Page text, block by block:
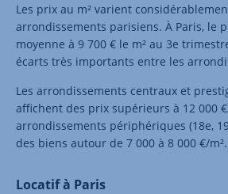
Les prix au m² varient
arrondissements parisiens. À Paris, le
moyenne à 9 700 € le m² au 3e
écarts très importants entre les
Les arrondissements centraux et
affichent des prix supérieurs à 12 000
arrondissements périphériques (18e,
des biens autour de 7 000 à 8 000 €/m².
Locatif à Paris